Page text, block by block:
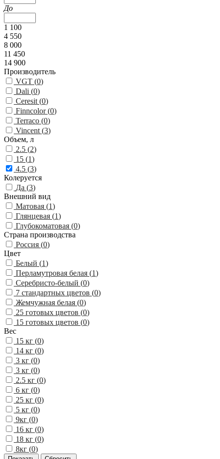
До
1 100
4 550
8 000
11 450
14 900
Производитель
VGT (0)
Dali (0)
Ceresit (0)
Finncolor (0)
Terraco (0)
Vincent (3)
Объем, л
2.5 (2)
15 (1)
4.5 (3)
Колеруется
Да (3)
Внешний вид
Матовая (1)
Глянцевая (1)
Глубокоматовая (0)
Страна производства
Россия (0)
Цвет
Белый (1)
Перламутровая белая (1)
Серебристо-белый (0)
7 стандартных цветов (0)
Жемчужная белая (0)
25 готовых цветов (0)
15 готовых цветов (0)
Вес
15 кг (0)
14 кг (0)
3 кг (0)
3 кг (0)
2.5 кг (0)
6 кг (0)
25 кг (0)
5 кг (0)
9кг (0)
16 кг (0)
18 кг (0)
8кг (0)